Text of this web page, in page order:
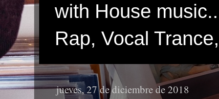
with House
Rap, Vocal
jueves, 27 de diciembre de 2018